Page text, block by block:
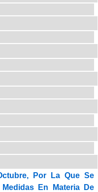
Por La Que Se
En Materia De